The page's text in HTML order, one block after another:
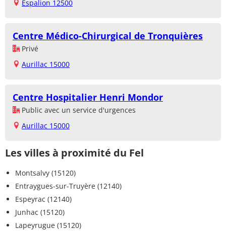
Espalion 12500
Centre Médico-Chirurgical de Tronquières
Privé
Aurillac 15000
Centre Hospitalier Henri Mondor
Public avec un service d'urgences
Aurillac 15000
Les villes à proximité du Fel
Montsalvy (15120)
Entraygues-sur-Truyère (12140)
Espeyrac (12140)
Junhac (15120)
Lapeyrugue (15120)